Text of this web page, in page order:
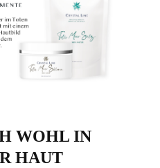
WOHL IN
HAUT